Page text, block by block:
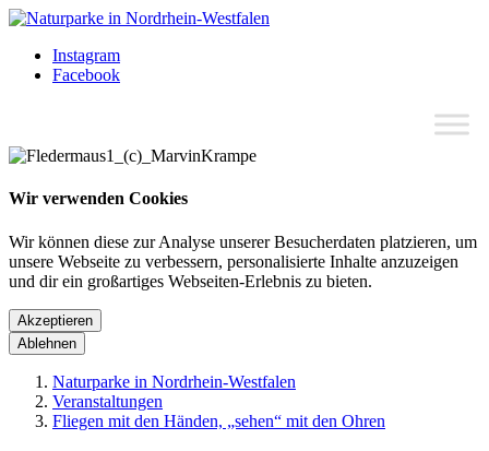
Instagram
Facebook
Wir verwenden Cookies
Wir können diese zur Analyse unserer Besucherdaten platzieren, um
unsere Webseite zu verbessern, personalisierte Inhalte anzuzeigen
und dir ein großartiges Webseiten-Erlebnis zu bieten.
Akzeptieren
Ablehnen
Naturparke in Nordrhein-Westfalen
Veranstaltungen
Fliegen mit den Händen, „sehen“ mit den Ohren